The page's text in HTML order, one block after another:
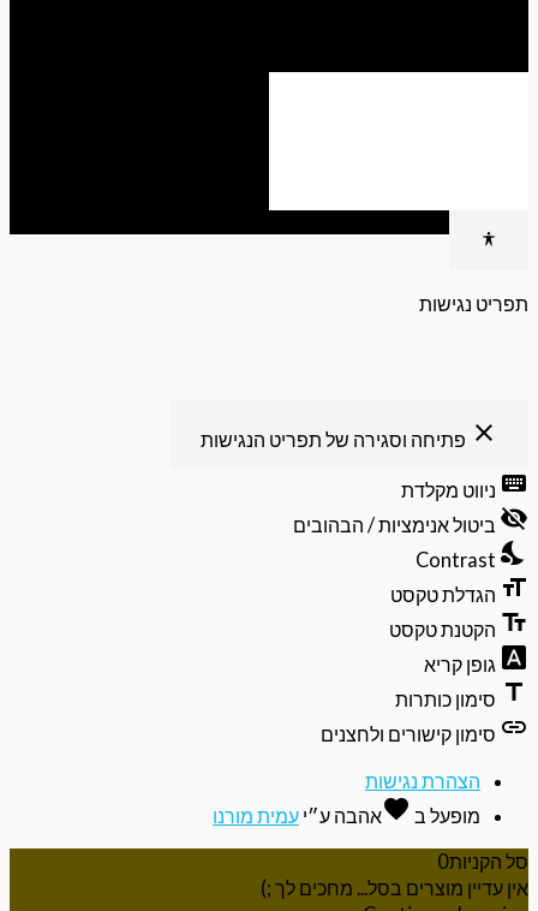
פתיחה וסגירה של תפריט הנגישות
מקלדת
אנימציות / הבהובים
טקסט
טקסט
קריא
כותרות
קישורים ולחצנים
נגישות
ב
favoriteאהבהע״יעמית מורנו
0
מוצרים בסל... מחכים לך ;)